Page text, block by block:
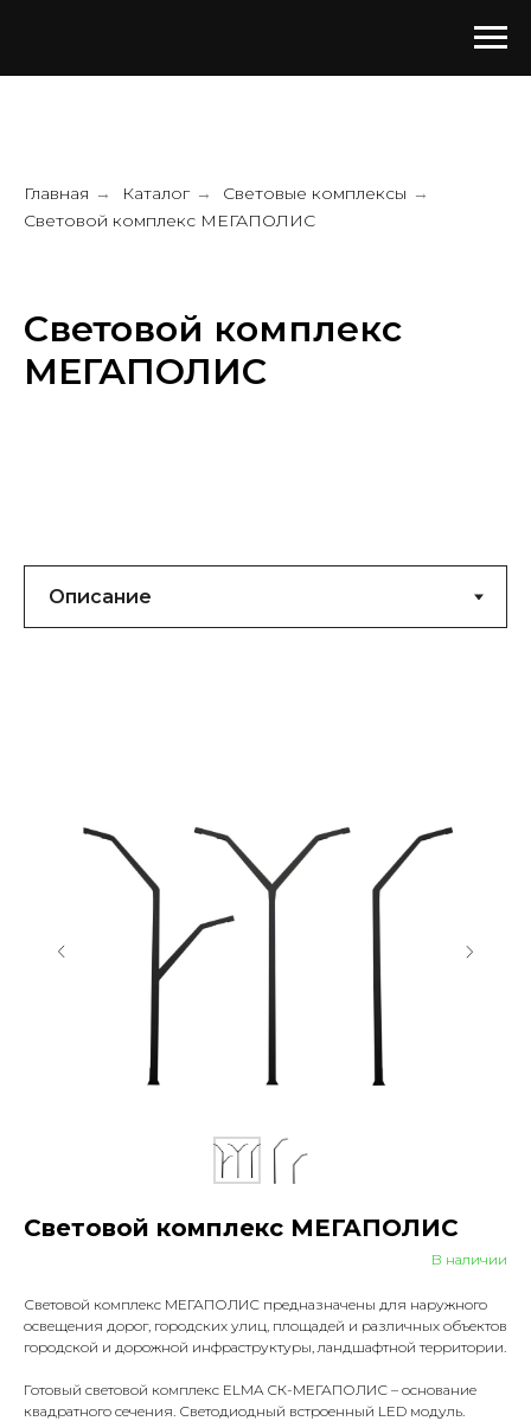
Главная → Каталог → Световые комплексы →
Световой комплекс МЕГАПОЛИС
Световой комплекс
МЕГАПОЛИС
Световой комплекс МЕГАПОЛИС
В наличии
Световой комплекс МЕГАПОЛИС предназначены для наружного
освещения дорог, городских улиц, площадей и различных объектов
городской и дорожной инфраструктуры, ландшафтной территории.
Готовый световой комплекс ELMA СК-МЕГАПОЛИС – основание
квадратного сечения. Светодиодный встроенный LED модуль.